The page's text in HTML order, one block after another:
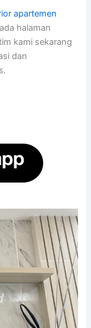
apartemen
halaman
kami sekarang
dan